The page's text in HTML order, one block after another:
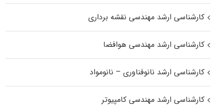
کارشناسی ارشد مهندسی نقشه برداری
کارشناسی ارشد مهندسی هوافضا
کارشناسی ارشد نانوفناوری – نانومواد
کارشناسی ارشد مهندسی کامپیوتر